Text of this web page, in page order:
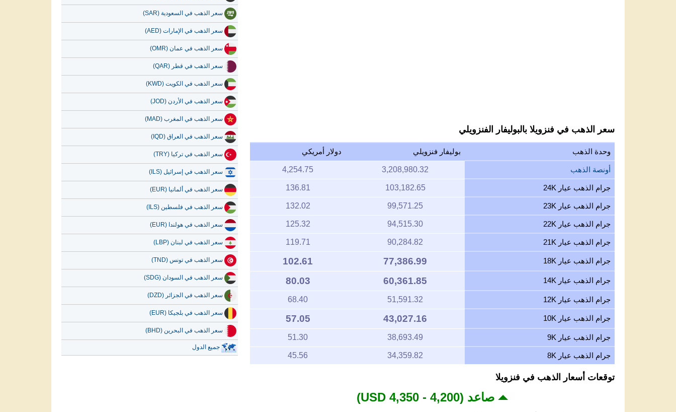
سعر الذهب في فنزويلا بالبوليفار الفنزويلي
وحدة الذهب بوليفار فنزويلي دولار أمريكي
أونصة الذهب 3,208,980.32
4,254.75
جرام الذهب عيار 24K 103,182.65
136.81
جرام الذهب عيار 23K 99,571.25
132.02
جرام الذهب عيار 22K 94,515.30
125.32
جرام الذهب عيار 21K 90,284.82
119.71
جرام الذهب عيار 18K 77,386.99
102.61
جرام الذهب عيار 14K 60,361.85
80.03
جرام الذهب عيار 12K 51,591.32
68.40
جرام الذهب عيار 10K 43,027.16
57.05
جرام الذهب عيار 9K 38,693.49
51.30
جرام الذهب عيار 8K 34,359.82
45.56
توقعات أسعار الذهب في فنزويلا
صاعد (4,200 - 4,350 USD)
سعر الذهب في السعودية (SAR)
سعر الذهب في الإمارات (AED)
سعر الذهب في عمان (OMR)
سعر الذهب في قطر (QAR)
سعر الذهب في الكويت (KWD)
سعر الذهب في الأردن (JOD)
سعر الذهب في المغرب (MAD)
سعر الذهب في العراق (IQD)
سعر الذهب في تركيا (TRY)
سعر الذهب في إسرائيل (ILS)
سعر الذهب في ألمانيا (EUR)
سعر الذهب في فلسطين (ILS)
سعر الذهب في هولندا (EUR)
سعر الذهب في لبنان (LBP)
سعر الذهب في تونس (TND)
سعر الذهب في السودان (SDG)
سعر الذهب في الجزائر (DZD)
سعر الذهب في بلجيكا (EUR)
سعر الذهب في البحرين (BHD)
جميع الدول